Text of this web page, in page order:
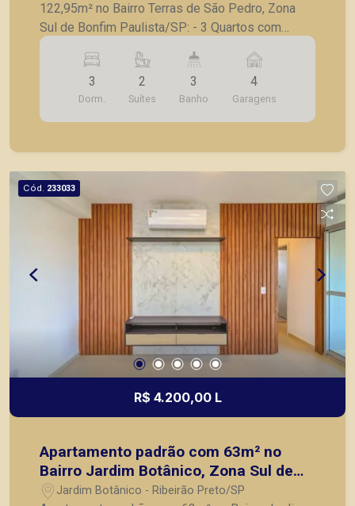
122,95m² no Bairro Terras de São Pedro, Zona
Sul de Bonfim Paulista/SP: - 3 Quartos com
armarios, sendo 2 suites; - Banheiro social
completo; - Sala com pé direito alto para 2
ambientes; - Cozinha com armários planejados
cooktop e forno eletrico; - Varanda gourmet com
churrasqueira; - Lavanderia; - Imovel climatizado;
segurança, em locação, vendas de imóveis
prontos, usados ou mesmo nos principais
lançamentos da cidade de Ribeirão Preto.
3
Dorm.
2
Suítes
3
Banho
4
Garagens
Cód. 233033
R$ 4.200,00 L
Apartamento padrão com 63m² no
Bairro Jardim Botânico, Zona Sul de
Ribeirão Preto/SP:
Jardim Botânico - Ribeirão Preto/SP